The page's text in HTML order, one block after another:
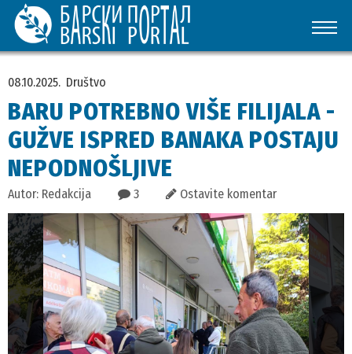
08.10.2025. Društvo
BARU POTREBNO VIŠE FILIJALA -
GUŽVE ISPRED BANAKA POSTAJU
NEPODNOŠLJIVE
Autor: Redakcija 3 Ostavite komentar